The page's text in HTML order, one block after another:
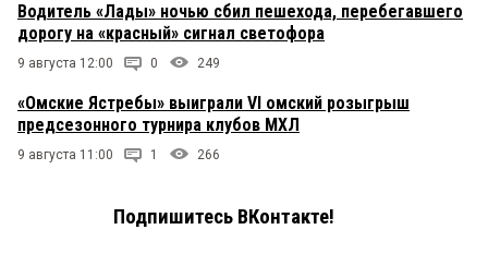
Водитель «Лады» ночью сбил пешехода, перебегавшего
дорогу на «красный» сигнал светофора
9 августа 12:00 0 249
«Омские Ястребы» выиграли VI омский розыгрыш
предсезонного турнира клубов МХЛ
9 августа 11:00 1 266
Подпишитесь ВКонтакте!